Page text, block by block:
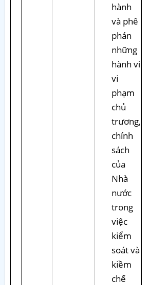
hành
và phê
phán
những
hành vi
vi
phạm
chủ
trương,
chính
sách
của
Nhà
nước
trong
việc
kiểm
soát và
kiềm
chế